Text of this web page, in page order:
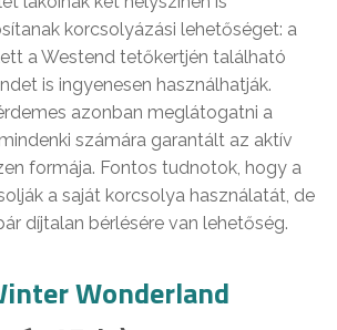
korcsolyázási lehetőséget: a
a Westend tetőkertjén található
is ingyenesen használhatják.
azonban meglátogatni a
számára garantált az aktív
formája. Fontos tudnotok, hogy a
a saját korcsolya használatát, de
díjtalan bérlésére van lehetőség.
Wonderland